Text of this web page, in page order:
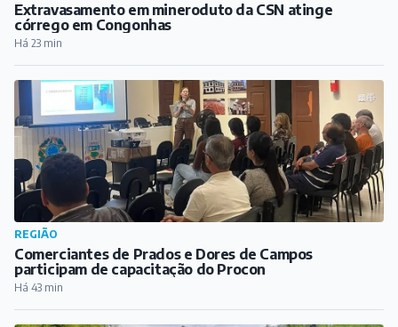
Extravasamento em mineroduto da CSN atinge
córrego em Congonhas
Há 23 min
REGIÃO
Comerciantes de Prados e Dores de Campos
participam de capacitação do Procon
Há 43 min